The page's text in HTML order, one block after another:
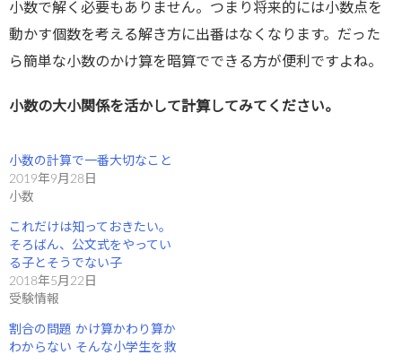
小数で解く必要もありません。つまり将来的には小数点を
動かす個数を考える解き方に出番はなくなります。だった
ら簡単な小数のかけ算を暗算でできる方が便利ですよね。
小数の大小関係を活かして計算してみてください。
小数の計算で一番大切なこと
2019年9月28日
小数
これだけは知っておきたい。
そろばん、公文式をやってい
る子とそうでない子
2018年5月22日
受験情報
割合の問題 かけ算かわり算か
わからない そんな小学生を救